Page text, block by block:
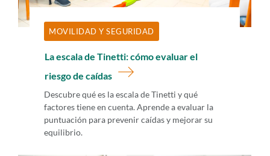
MOVILIDAD Y SEGURIDAD
La escala de Tinetti: cómo evaluar el
riesgo de caídas
Descubre qué es la escala de Tinetti y qué
factores tiene en cuenta. Aprende a evaluar la
puntuación para prevenir caídas y mejorar su
equilibrio.